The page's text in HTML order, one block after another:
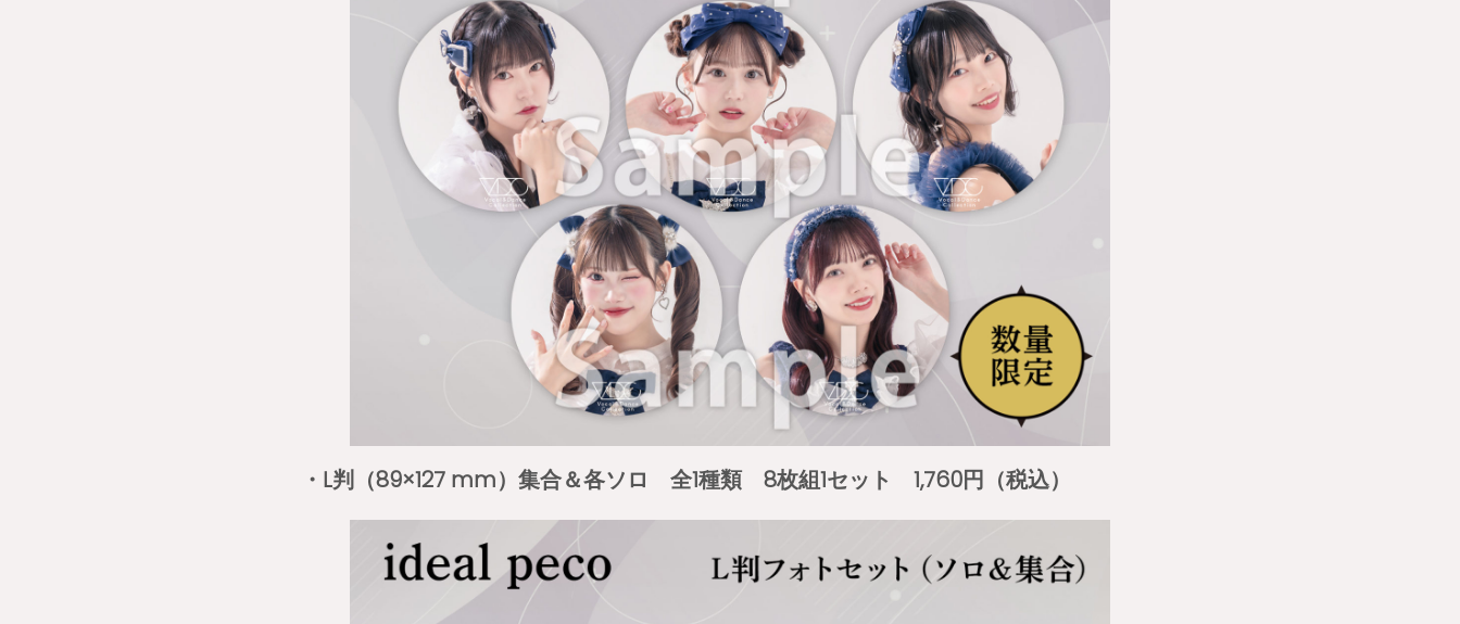
・L判（89×127 mm）集合＆各ソロ 全1種類 8枚組1セット 1,760円（税込）